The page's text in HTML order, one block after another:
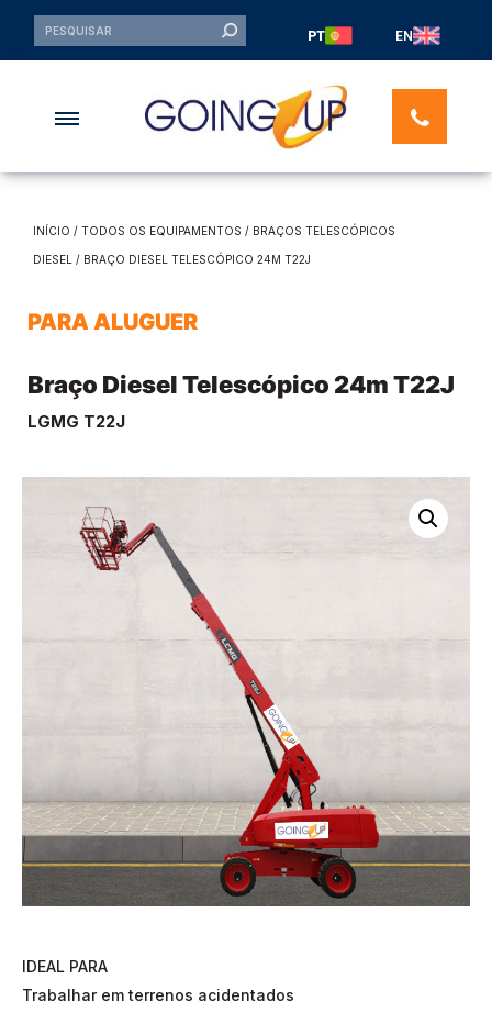
PT EN
INÍCIO / TODOS OS EQUIPAMENTOS / BRAÇOS TELESCÓPICOS
DIESEL / BRAÇO DIESEL TELESCÓPICO 24M T22J
PARA ALUGUER
Braço Diesel Telescópico 24m T22J
LGMG T22J
IDEAL PARA
Trabalhar em terrenos acidentados